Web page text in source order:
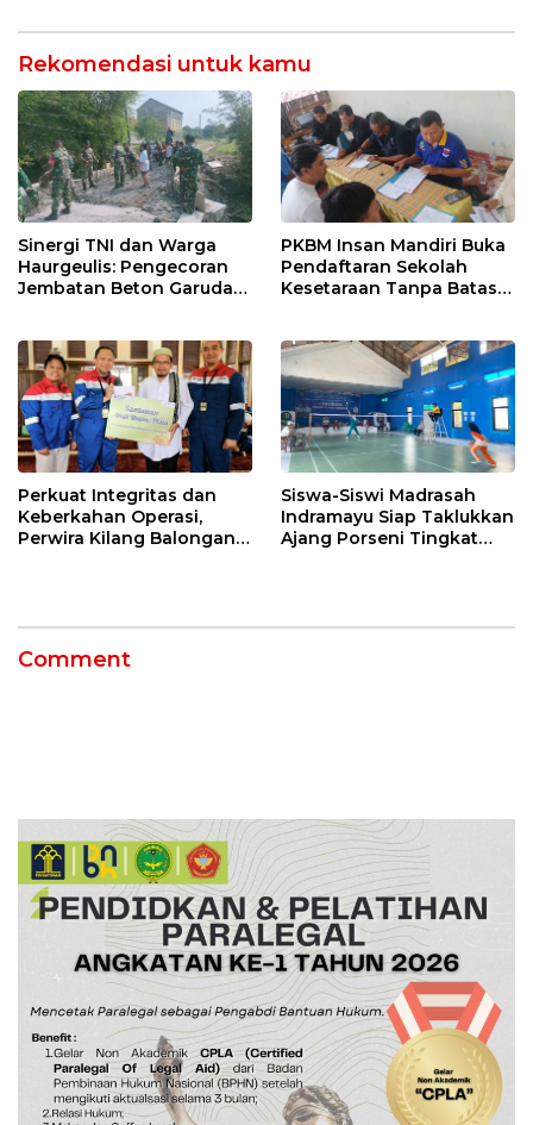
Rekomendasi untuk kamu
Sinergi TNI dan Warga
Haurgeulis: Pengecoran
Jembatan Beton Garuda
PKBM Insan Mandiri Buka
Pendaftaran Sekolah
Kesetaraan Tanpa Batas
Perkuat Integritas dan
Keberkahan Operasi,
Perwira Kilang Balongan
Siswa-Siswi Madrasah
Indramayu Siap Taklukkan
Ajang Porseni Tingkat
Comment